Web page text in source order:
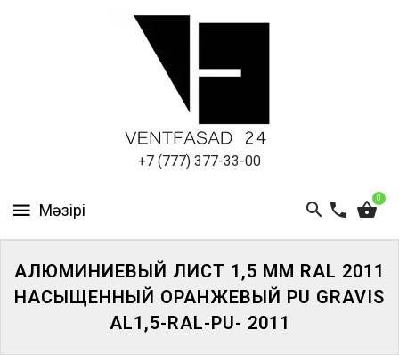
+7 (777) 377-33-00
0
ПАНЕЛИ
АЛЮМИНИЕВЫЙ ЛИСТ 1,5 ММ RAL 2011
НАСЫЩЕННЫЙ ОРАНЖЕВЫЙ PU GRAVIS
AL1,5-RAL-PU- 2011